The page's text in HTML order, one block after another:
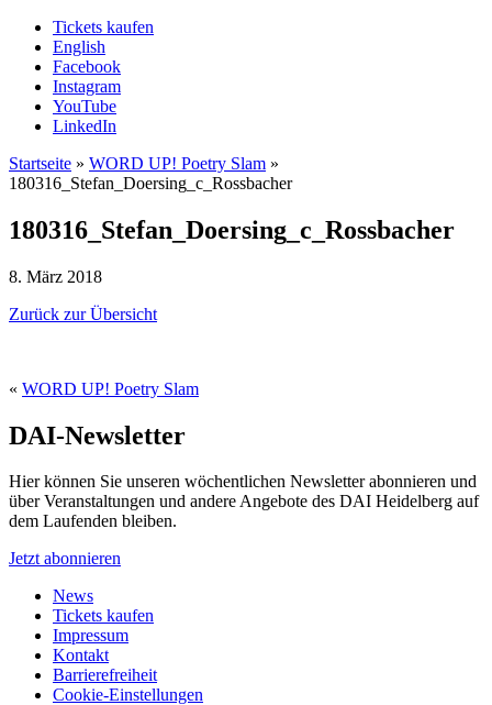
Tickets kaufen
English
Facebook
Instagram
YouTube
LinkedIn
Startseite » WORD UP! Poetry Slam »
180316_Stefan_Doersing_c_Rossbacher
180316_Stefan_Doersing_c_Rossbacher
8. März 2018
Zurück zur Übersicht
« WORD UP! Poetry Slam
DAI-Newsletter
Hier können Sie unseren wöchentlichen Newsletter abonnieren und
über Veranstaltungen und andere Angebote des DAI Heidelberg auf
dem Laufenden bleiben.
Jetzt abonnieren
News
Tickets kaufen
Impressum
Kontakt
Barrierefreiheit
Cookie-Einstellungen